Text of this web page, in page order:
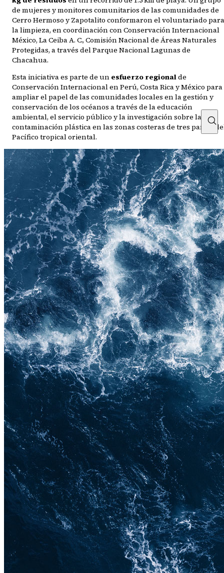
de mujeres y monitores comunitarios de las comunidades de
Cerro Hermoso y Zapotalito conformaron el voluntariado para
la limpieza, en coordinación con Conservación Internacional
México, La Ceiba A. C., Comisión Nacional de Áreas Naturales
Protegidas, a través del Parque Nacional Lagunas de
Chacahua.
Esta iniciativa es parte de un esfuerzo regionalde
Conservación Internacional en Perú, Costa Rica y México para
ampliar el papel de las comunidades locales en la gestión y
conservación de los océanos a través de la educación
ambiental, el servicio público y la investigación sobre la
contaminación plástica en las zonas costeras de tres países
Pacífico tropical oriental.